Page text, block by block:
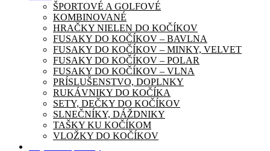
ŠPORTOVÉ A GOLFOVÉ
KOMBINOVANÉ
HRAČKY NIELEN DO KOČÍKOV
FUSAKY DO KOČÍKOV – BAVLNA
FUSAKY DO KOČÍKOV – MINKY, VELVET
FUSAKY DO KOČÍKOV – POLAR
FUSAKY DO KOČÍKOV – VLNA
PRÍSLUŠENSTVO, DOPLNKY
RUKÁVNIKY DO KOČÍKA
SETY, DEČKY DO KOČÍKOV
SLNEČNÍKY, DÁŽDNIKY
TAŠKY KU KOČÍKOM
VLOŽKY DO KOČÍKOV